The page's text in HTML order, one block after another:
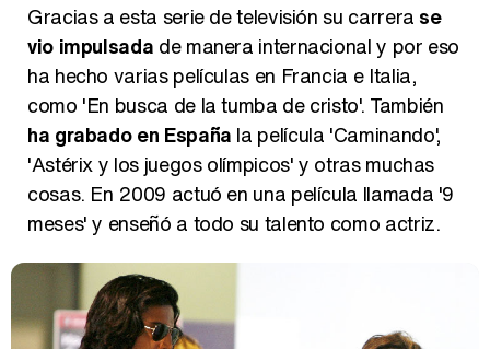
Gracias a esta serie de televisión su carrera se
vio impulsada de manera internacional y por eso
ha hecho varias películas en Francia e Italia,
como 'En busca de la tumba de cristo'. También
ha grabado en España la película 'Caminando',
'Astérix y los juegos olímpicos' y otras muchas
cosas. En 2009 actuó en una película llamada '9
meses' y enseñó a todo su talento como actriz.